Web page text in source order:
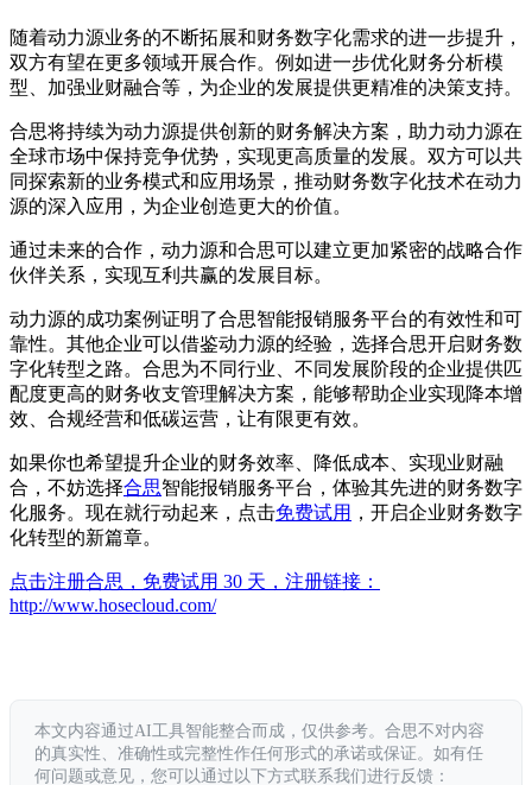
随着动力源业务的不断拓展和财务数字化需求的进一步提升，
双方有望在更多领域开展合作。例如进一步优化财务分析模
型、加强业财融合等，为企业的发展提供更精准的决策支持。
合思将持续为动力源提供创新的财务解决方案，助力动力源在
全球市场中保持竞争优势，实现更高质量的发展。双方可以共
同探索新的业务模式和应用场景，推动财务数字化技术在动力
源的深入应用，为企业创造更大的价值。
通过未来的合作，动力源和合思可以建立更加紧密的战略合作
伙伴关系，实现互利共赢的发展目标。
动力源的成功案例证明了合思智能报销服务平台的有效性和可
靠性。其他企业可以借鉴动力源的经验，选择合思开启财务数
字化转型之路。合思为不同行业、不同发展阶段的企业提供匹
配度更高的财务收支管理解决方案，能够帮助企业实现降本增
效、合规经营和低碳运营，让有限更有效。
如果你也希望提升企业的财务效率、降低成本、实现业财融
合，不妨选择合思智能报销服务平台，体验其先进的财务数字
化服务。现在就行动起来，点击免费试用 ，开启企业财务数字
化转型的新篇章。
点击注册合思，免费试用 30 天，注册链接：
http://www.hosecloud.com/
本文内容通过AI工具智能整合而成，仅供参考。合思不对内容
的真实性、准确性或完整性作任何形式的承诺或保证。如有任
何问题或意见，您可以通过以下方式联系我们进行反馈：